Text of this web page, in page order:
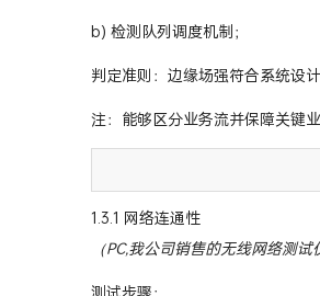
b) 检测队列调度机制；
判定准则：边缘场强符合系统设
注：能够区分业务流并保障关键
1.3.1 网络连通性
（PC,我公司销售的无线网络测试